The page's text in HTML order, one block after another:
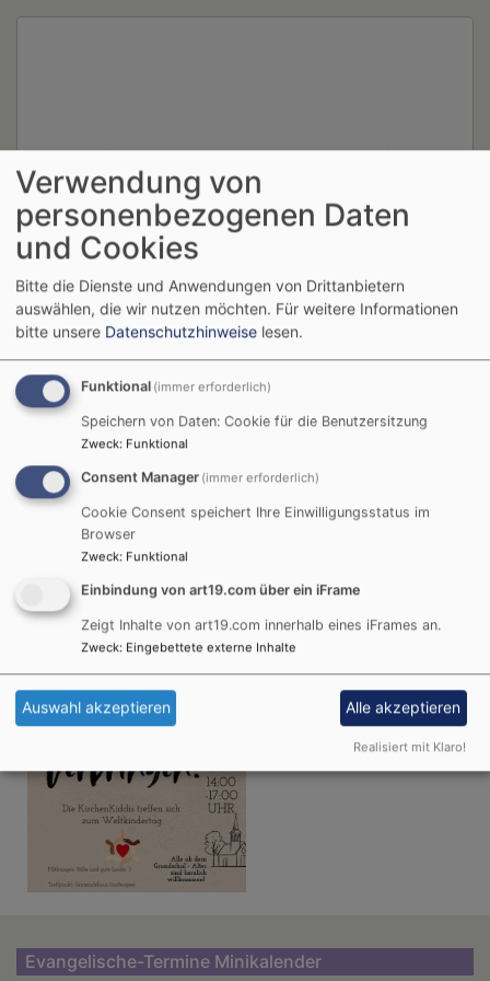
Externe Inhalte von art19.com anzeigen?
Ja (einmalig)
Datenschutzeinstellungen verwalten
Breadcrumb
Startseite Kirchenkiddies September 2025
Kirchenkiddies
September 2025
Herzliche Einladung!
Evangelische-Termine Minikalender
Verwendung von
personenbezogenen Daten
und Cookies
Bitte die Dienste und Anwendungen von Drittanbietern
auswählen, die wir nutzen möchten. Für weitere Informationen
bitte unsere Datenschutzhinweise lesen.
Funktional (immer erforderlich)
Speichern von Daten: Cookie für die Benutzersitzung
Zweck: Funktional
Consent Manager (immer erforderlich)
Cookie Consent speichert Ihre Einwilligungsstatus im
Browser
Zweck: Funktional
Einbindung von art19.com über ein iFrame
Zeigt Inhalte von art19.com innerhalb eines iFrames an.
Zweck: Eingebettete externe Inhalte
Auswahl akzeptieren Alle akzeptieren
Realisiert mit Klaro!